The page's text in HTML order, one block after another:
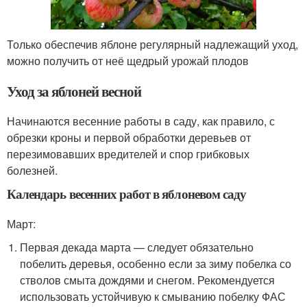
Только обеспечив яблоне регулярный надлежащий уход,
можно получить от неё щедрый урожай плодов
Уход за яблоней весной
Начинаются весенние работы в саду, как правило, с
обрезки кроны и первой обработки деревьев от
перезимовавших вредителей и спор грибковых
болезней.
Календарь весенних работ в яблоневом саду
Март:
Первая декада марта — следует обязательно
побелить деревья, особенно если за зиму побелка со
стволов смыта дождями и снегом. Рекомендуется
использовать устойчивую к смыванию побелку ФАС